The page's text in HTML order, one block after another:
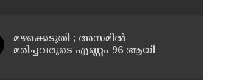
മഴക്കെടുതി ; അസമില്‍
മരിച്ചവരുടെ എണ്ണം 96 ആയി